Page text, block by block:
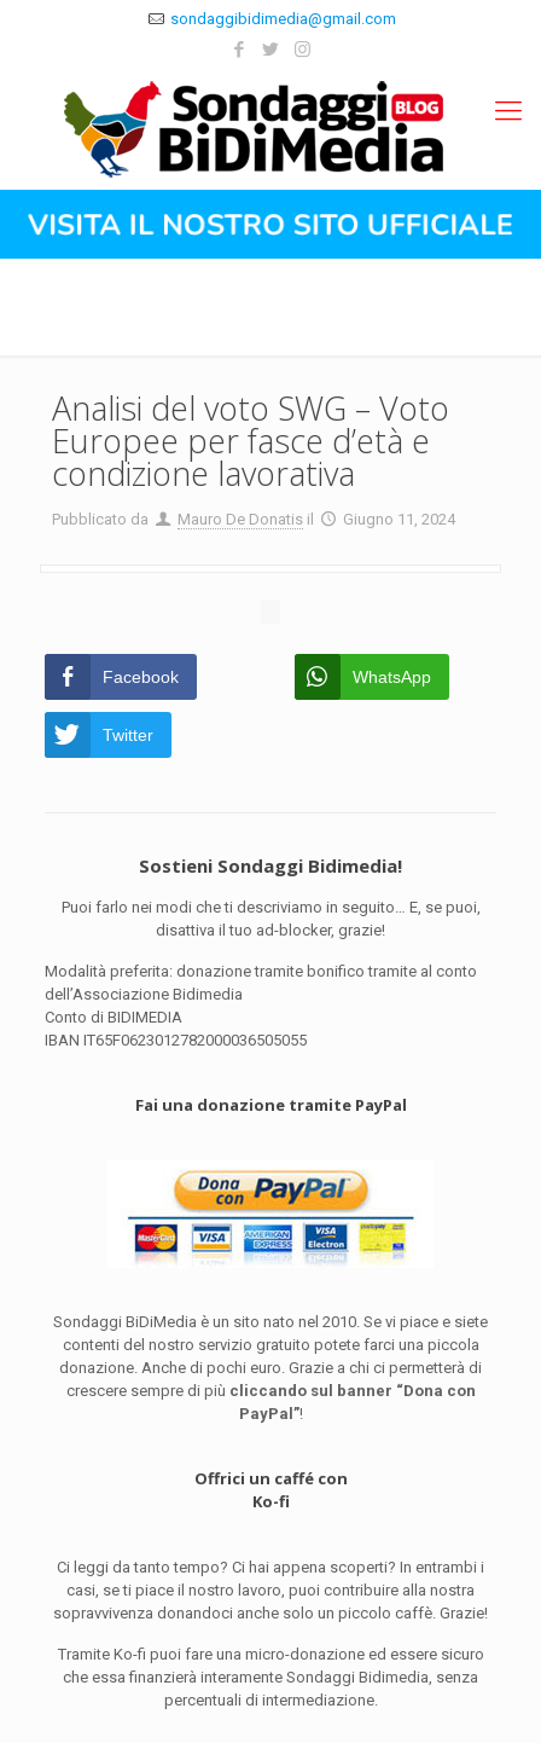
sondaggibidimedia@gmail.com
Analisi del voto SWG – Voto
Europee per fasce d’età e
condizione lavorativa
Pubblicato da Mauro De Donatis il Giugno 11, 2024
Facebook WhatsApp
Twitter
Sostieni Sondaggi Bidimedia!
Puoi farlo nei modi che ti descriviamo in seguito… E, se puoi,
disattiva il tuo ad-blocker, grazie!
Modalità preferita: donazione tramite bonifico tramite al conto
dell’Associazione Bidimedia
Conto di BIDIMEDIA
IBAN IT65F0623012782000036505055
Fai una donazione tramite PayPal
Sondaggi BiDiMedia è un sito nato nel 2010. Se vi piace e siete
contenti del nostro servizio gratuito potete farci una piccola
donazione. Anche di pochi euro. Grazie a chi ci permetterà di
crescere sempre di più cliccando sul banner “Dona con
PayPal”!
Offrici un caffé con
Ko-fi
Ci leggi da tanto tempo? Ci hai appena scoperti? In entrambi i
casi, se ti piace il nostro lavoro, puoi contribuire alla nostra
sopravvivenza donandoci anche solo un piccolo caffè. Grazie!
Tramite Ko-fi puoi fare una micro-donazione ed essere sicuro
che essa finanzierà interamente Sondaggi Bidimedia, senza
percentuali di intermediazione.